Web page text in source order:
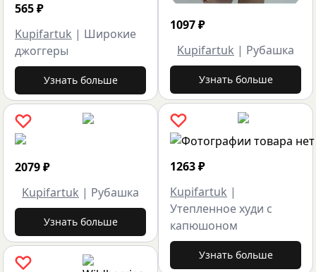
565₽
Kupifartuk | Широкие
джоггеры
Узнать больше
2079₽
Kupifartuk | Рубашка
Узнать больше
1097₽
Kupifartuk | Рубашка
Узнать больше
1263₽
Kupifartuk |
Утепленное худи с
капюшоном
Узнать больше